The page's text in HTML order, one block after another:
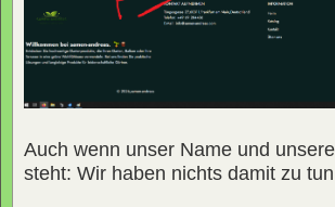
Auch wenn unser Name und
steht: Wir haben nichts damit zu tun